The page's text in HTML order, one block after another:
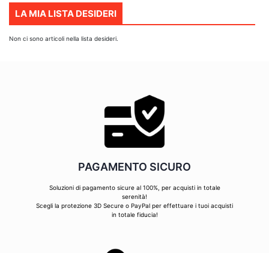
pagina
LA MIA LISTA DESIDERI
Non ci sono articoli nella lista desideri.
PAGAMENTO SICURO
Soluzioni di pagamento sicure al 100%, per acquisti in totale
serenità!
Scegli la protezione 3D Secure o PayPal per effettuare i tuoi acquisti
in totale fiducia!